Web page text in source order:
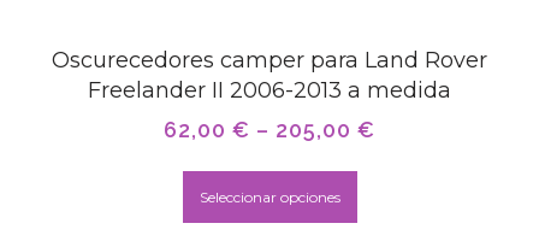
Oscurecedores camper para Land Rover
Freelander II 2006-2013 a medida
62,00 € – 205,00 €
Seleccionar opciones